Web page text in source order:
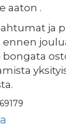
aaton .
ja